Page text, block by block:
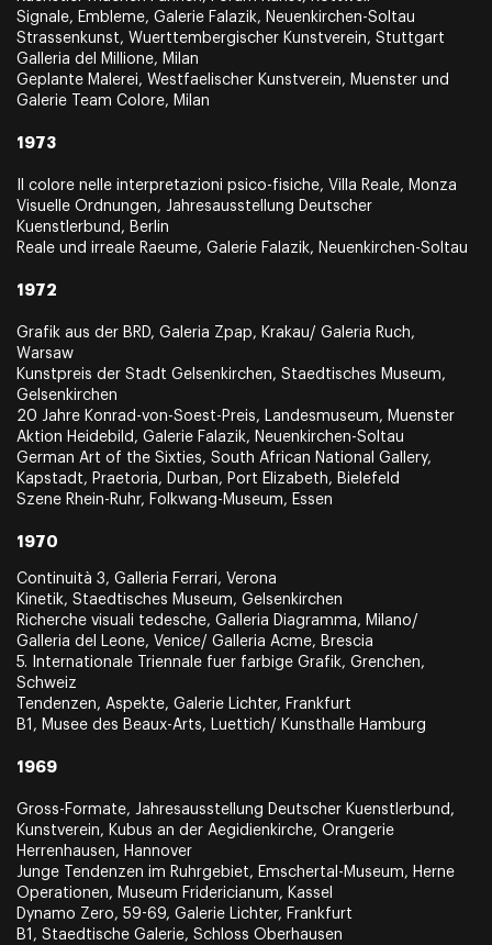
Signale, Embleme, Galerie Falazik, Neuenkirchen-Soltau
Strassenkunst, Wuerttembergischer Kunstverein, Stuttgart
Galleria del Millione, Milan
Geplante Malerei, Westfaelischer Kunstverein, Muenster und
Galerie Team Colore, Milan
1973
Il colore nelle interpretazioni psico-fisiche, Villa Reale, Monza
Visuelle Ordnungen, Jahresausstellung Deutscher
Kuenstlerbund, Berlin
Reale und irreale Raeume, Galerie Falazik, Neuenkirchen-Soltau
1972
Grafik aus der BRD, Galeria Zpap, Krakau/ Galeria Ruch,
Warsaw
Kunstpreis der Stadt Gelsenkirchen, Staedtisches Museum,
Gelsenkirchen
20 Jahre Konrad-von-Soest-Preis, Landesmuseum, Muenster
Aktion Heidebild, Galerie Falazik, Neuenkirchen-Soltau
German Art of the Sixties, South African National Gallery,
Kapstadt, Praetoria, Durban, Port Elizabeth, Bielefeld
Szene Rhein-Ruhr, Folkwang-Museum, Essen
1970
Continuità 3, Galleria Ferrari, Verona
Kinetik, Staedtisches Museum, Gelsenkirchen
Richerche visuali tedesche, Galleria Diagramma, Milano/
Galleria del Leone, Venice/ Galleria Acme, Brescia
5. Internationale Triennale fuer farbige Grafik, Grenchen,
Schweiz
Tendenzen, Aspekte, Galerie Lichter, Frankfurt
B1, Musee des Beaux-Arts, Luettich/ Kunsthalle Hamburg
1969
Gross-Formate, Jahresausstellung Deutscher Kuenstlerbund,
Kunstverein, Kubus an der Aegidienkirche, Orangerie
Herrenhausen, Hannover
Junge Tendenzen im Ruhrgebiet, Emschertal-Museum, Herne
Operationen, Museum Fridericianum, Kassel
Dynamo Zero, 59-69, Galerie Lichter, Frankfurt
B1, Staedtische Galerie, Schloss Oberhausen